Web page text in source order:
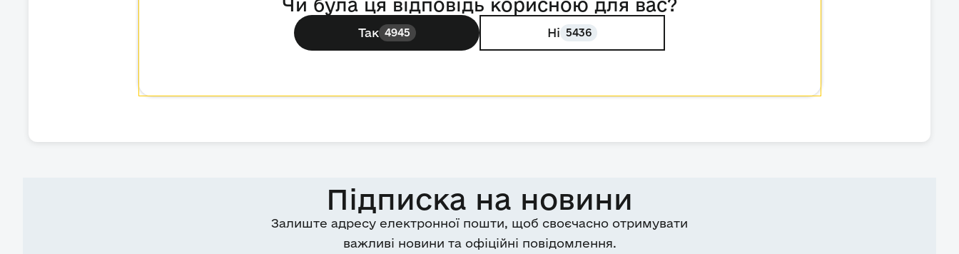
Чи була ця відповідь корисною для вас?
Так 4945 Ні 5436
Підписка на новини
Залиште адресу електронної пошти, щоб своєчасно отримувати
важливі новини та офіційні повідомлення.